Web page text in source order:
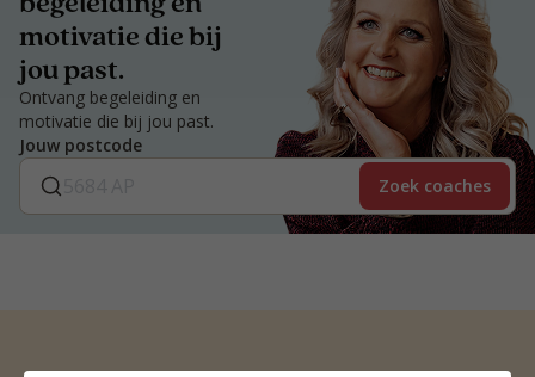
motivatie die bij
jou past.
Ontvang begeleiding en
motivatie die bij jou past.
Jouw postcode
Zoek coaches